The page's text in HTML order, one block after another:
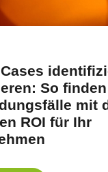
So
mit
ROI für Ihr